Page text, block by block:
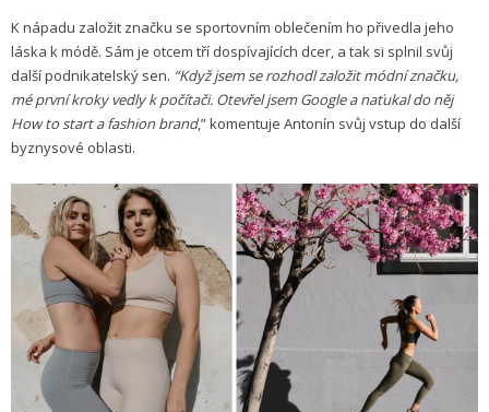
K nápadu založit značku se sportovním oblečením ho přivedla jeho
láska k módě. Sám je otcem tří dospívajících dcer, a tak si splnil svůj
další podnikatelský sen. “Když jsem se rozhodl založit módní značku,
mé první kroky vedly k počítači. Otevřel jsem Google a naťukal do něj
How to start a fashion brand,” komentuje Antonín svůj vstup do další
byznysové oblasti.